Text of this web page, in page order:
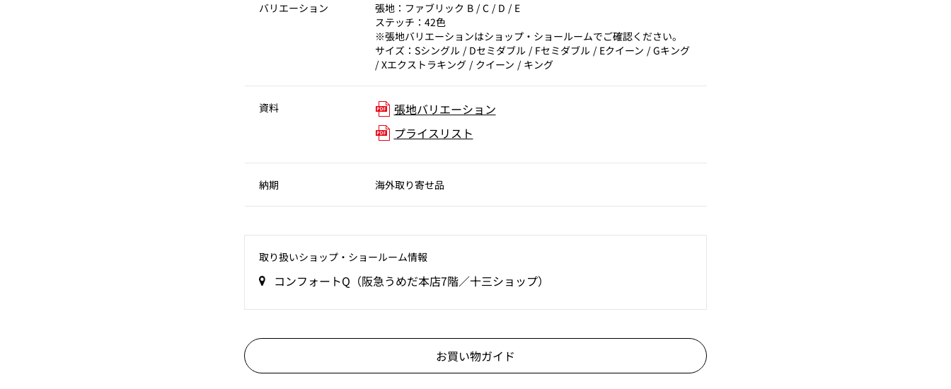
バリエーション
張地：ファブリック B / C / D / E
ステッチ：42色
※張地バリエーションはショップ・ショールームでご確認ください。
サイズ：Sシングル / Dセミダブル / Fセミダブル / Eクイーン / Gキング
/ Xエクストラキング / クイーン / キング
資料
張地バリエーション
プライスリスト
納期 海外取り寄せ品
取り扱いショップ‧ショールーム情報
コンフォートQ（阪急うめだ本店7階／十三ショップ）
お買い物ガイド